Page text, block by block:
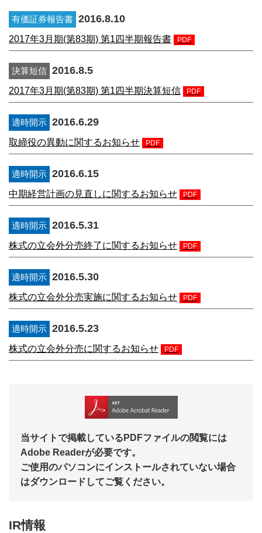
IR情報
有価証券報告書 2016.8.10
2017年3月期(第83期) 第1四半期報告書 PDF
決算短信 2016.8.5
2017年3月期(第83期) 第1四半期決算短信 PDF
適時開示 2016.6.29
取締役の異動に関するお知らせ PDF
適時開示 2016.6.15
中期経営計画の見直しに関するお知らせ PDF
適時開示 2016.5.31
株式の立会外分売終了に関するお知らせ PDF
適時開示 2016.5.30
株式の立会外分売実施に関するお知らせ PDF
適時開示 2016.5.23
株式の立会外分売に関するお知らせ PDF
当サイトで掲載しているPDFファイルの閲覧には
Adobe Readerが必要です。
ご使用のパソコンにインストールされていない場合
はダウンロードしてご覧ください。